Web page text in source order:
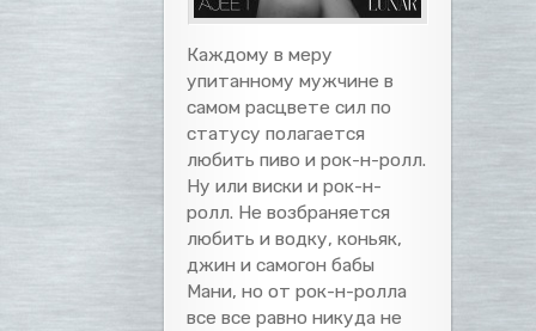
Каждому в меру
упитанному мужчине в
самом расцвете сил по
статусу полагается
любить пиво и рок-н-ролл.
Ну или виски и рок-н-
ролл. Не возбраняется
любить и водку, коньяк,
джин и самогон бабы
Мани, но от рок-н-ролла
все все равно никуда не